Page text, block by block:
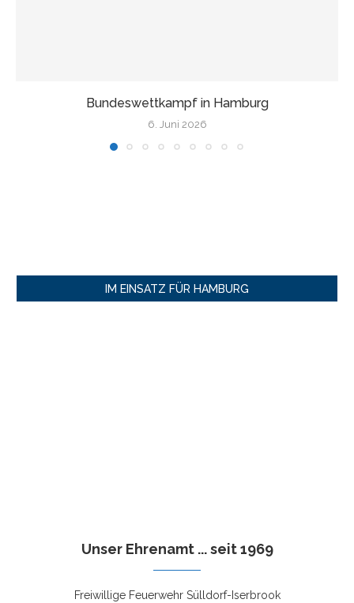
Wir fahren nach Finnland!
17. Mai 2026
IM EINSATZ FÜR HAMBURG
Unser Ehrenamt ... seit 1969
Freiwillige Feuerwehr Sülldorf-Iserbrook